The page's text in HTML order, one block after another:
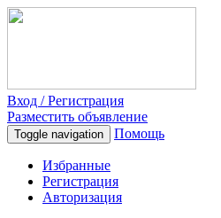
Вход / Регистрация
Разместить объявление
Toggle navigation Помощь
Избранные
Регистрация
Авторизация